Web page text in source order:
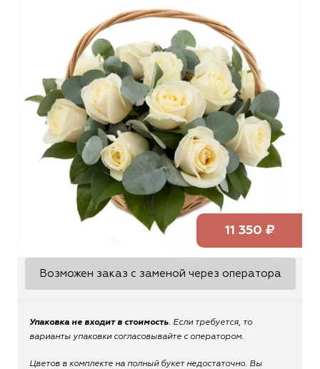
11 350 ₽
Упаковка не входит в стоимость. Если требуется, то
варианты упаковки согласовывайте с оператором.
Цветов в комплекте на полный букет недостаточно. Вы
Возможен заказ с заменой через оператора